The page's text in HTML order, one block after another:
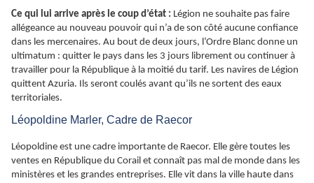
Ce qui lui arrive après le coup d’état : Légion ne souhaite pas faire
allégeance au nouveau pouvoir qui n’a de son côté aucune confiance
dans les mercenaires. Au bout de deux jours, l’Ordre Blanc donne un
ultimatum : quitter le pays dans les 3 jours librement ou continuer à
travailler pour la République à la moitié du tarif. Les navires de Légion
quittent Azuria. Ils seront coulés avant qu’ils ne sortent des eaux
territoriales.
Léopoldine Marler, Cadre de Raecor
Léopoldine est une cadre importante de Raecor. Elle gère toutes les
ventes en République du Corail et connaît pas mal de monde dans les
ministères et les grandes entreprises. Elle vit dans la ville haute dans